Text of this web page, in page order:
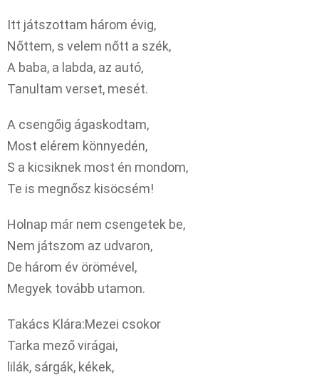
Itt játszottam három évig,
Nőttem, s velem nőtt a szék,
A baba, a labda, az autó,
Tanultam verset, mesét.
A csengőig ágaskodtam,
Most elérem könnyedén,
S a kicsiknek most én mondom,
Te is megnősz kisöcsém!
Holnap már nem csengetek be,
Nem játszom az udvaron,
De három év örömével,
Megyek tovább utamon.
Takács Klára:Mezei csokor
Tarka mező virágai,
lilák, sárgák, kékek,